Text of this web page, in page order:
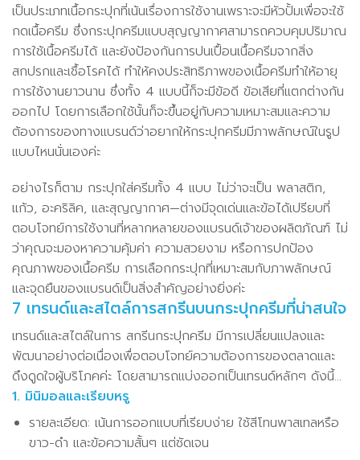
เป็นประเภทเนื้อกระปุกที่เน้นเรื่องการใช้งานเพราะจะมีหัวปั้มเพื่อจะใช้
กดเนื้อครีม ซึ่งกระปุกครีมแบบสุญญากาศสามารถควบคุมปริมาณ
การใช้เนื้อครีมได้ และยังป้องกันการปนเปื้อนเนื้อครีมจากสิ่ง
สกปรกและเชื้อโรคได้ ทำให้คงประสิทธิภาพของเนื้อครีมทำให้อายุ
การใช้งานยาวนาน ซึ่งทั้ง 4 แบบนี้ก็จะมีข้อดี ข้อเสียที่แตกต่างกัน
ออกไป โดยการเลือกใช้นั้นก็จะขึ้นอยู่กับความเหมาะสมและความ
ต้องการของทางแบรนด์ว่าอยากให้กระปุกครีมมีภาพลักษณ์ในรูป
แบบไหนนั่นเองค่ะ
อย่างไรก็ตาม กระปุกใส่ครีมทั้ง 4 แบบ ไม่ว่าจะเป็น พลาสติก,
แก้ว, อะคริลิค, และสุญญากาศ—ต่างมีจุดเด่นและข้อได้เปรียบที่
ตอบโจทย์การใช้งานที่หลากหลายของแบรนด์เจ้าของผลิตภัณฑ์ ไม่
ว่าคุณจะมองหาความคุ้มค่า ความสวยงาม หรือการปกป้อง
คุณภาพของเนื้อครีม การเลือกกระปุกที่เหมาะสมกับภาพลักษณ์
และจุดยืนของแบรนด์เป็นสิ่งสำคัญอย่างยิ่งค่ะ
7 เทรนด์และสไตล์การสกรีนบนกระปุกครีมที่น่าสนใจ
เทรนด์และสไตล์ในการ สกรีนกระปุกครีม มีการเปลี่ยนแปลงและ
พัฒนาอย่างต่อเนื่องเพื่อตอบโจทย์ความต้องการของตลาดและ
ดึงดูดใจผู้บริโภคค่ะ โดยสามารถแบ่งออกเป็นเทรนด์หลักๆ ดังนี้…
1. มินิมอลและเรียบหรู
รายละเอียด: เน้นการออกแบบที่เรียบง่าย ใช้สีโทนพาสเทลหรือ
ขาว-ดำ และข้อความสั้นๆ แต่ชัดเจน